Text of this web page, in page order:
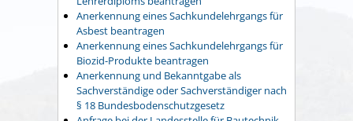
Anerkennung eines Sachkundelehrgangs für
Asbest beantragen
Anerkennung eines Sachkundelehrgangs für
Biozid-Produkte beantragen
Anerkennung und Bekanntgabe als
Sachverständige oder Sachverständiger nach
§ 18 Bundesbodenschutzgesetz